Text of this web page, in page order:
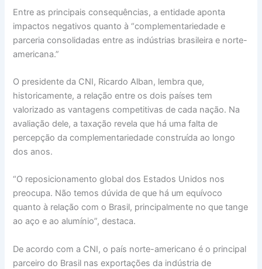
Entre as principais consequências, a entidade aponta
impactos negativos quanto à “complementariedade e
parceria consolidadas entre as indústrias brasileira e norte-
americana.”
O presidente da CNI, Ricardo Alban, lembra que,
historicamente, a relação entre os dois países tem
valorizado as vantagens competitivas de cada nação. Na
avaliação dele, a taxação revela que há uma falta de
percepção da complementariedade construída ao longo
dos anos.
“O reposicionamento global dos Estados Unidos nos
preocupa. Não temos dúvida de que há um equívoco
quanto à relação com o Brasil, principalmente no que tange
ao aço e ao alumínio”, destaca.
De acordo com a CNI, o país norte-americano é o principal
parceiro do Brasil nas exportações da indústria de